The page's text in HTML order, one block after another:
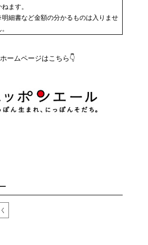
ねます。
細書など金額の分かるものは入りませ
ームページはこちら👇